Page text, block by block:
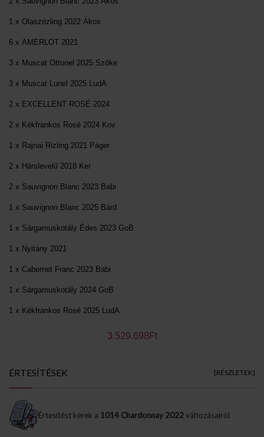
1 x Olaszrizling 2022 Ákos
6 x AMERLOT 2021
3 x Muscat Ottonel 2025 Szőke
3 x Muscat Lunel 2025 LudA
2 x EXCELLENT ROSÉ 2024
2 x Kékfrankos Rosé 2024 Kov
1 x Rajnai Rizling 2021 Páger
2 x Hárslevelű 2018 Ker
2 x Sauvignon Blanc 2023 Babi
1 x Sauvignon Blanc 2025 Bárd
1 x Sárgamuskotály Édes 2023 GoB
1 x Nyitány 2021
1 x Cabernet Franc 2023 Babi
1 x Sárgamuskotály 2024 GoB
1 x Kékfrankos Rosé 2025 LudA
3.529.698Ft
ÉRTESÍTÉSEK [RÉSZLETEK]
Értesítést kérek a 1014 Chardonnay 2022változásairól